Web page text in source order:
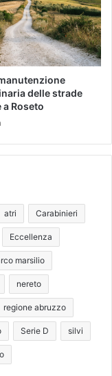
delle strade
a Roseto
atri Carabinieri
Eccellenza
marsilio
nereto
regione abruzzo
Serie D silvi